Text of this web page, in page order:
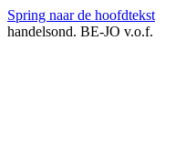
Spring naar de hoofdtekst
handelsond. BE-JO v.o.f.